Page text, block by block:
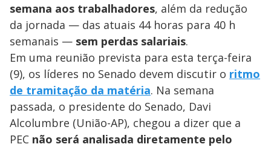
semana aos trabalhadores, além da redução
da jornada — das atuais 44 horas para 40 h
semanais — sem perdas salariais.
Em uma reunião prevista para esta terça-feira
(9), os líderes no Senado devem discutir o ritmo
de tramitação da matéria. Na semana
passada, o presidente do Senado, Davi
Alcolumbre (União-AP), chegou a dizer que a
PEC não será analisada diretamente pelo